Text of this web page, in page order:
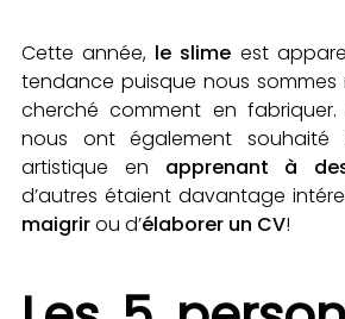
Cette année, le slime est
tendance puisque nous sommes
cherché comment en fabriquer.
nous ont également souhaité
artistique en apprenant à
d’autres étaient davantage
maigrirou d’élaborer un CV!